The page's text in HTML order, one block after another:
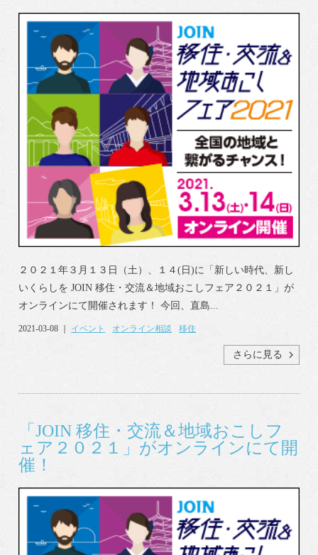
２０２１年３月１３日（土）、１４(日)に「新しい時代、新し
いくらしを JOIN 移住・交流＆地域おこしフェア２０２１」が
オンラインにて開催されます！ 今回、直島...
2021-03-08 ｜ イベント オンライン相談 移住
さらに見る
「JOIN 移住・交流＆地域おこしフ
ェア２０２１」がオンラインにて開
催！